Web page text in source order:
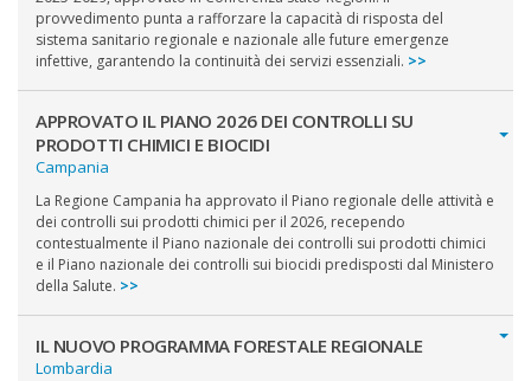
provvedimento punta a rafforzare la capacità di risposta del
sistema sanitario regionale e nazionale alle future emergenze
infettive, garantendo la continuità dei servizi essenziali. >>
APPROVATO IL PIANO 2026 DEI CONTROLLI SU
PRODOTTI CHIMICI E BIOCIDI
Campania
La Regione Campania ha approvato il Piano regionale delle attività e
dei controlli sui prodotti chimici per il 2026, recependo
contestualmente il Piano nazionale dei controlli sui prodotti chimici
e il Piano nazionale dei controlli sui biocidi predisposti dal Ministero
della Salute. >>
IL NUOVO PROGRAMMA FORESTALE REGIONALE
Lombardia